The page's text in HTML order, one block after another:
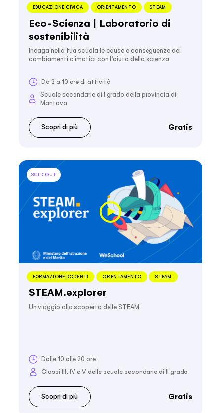
EDUCAZIONE CIVICA ORIENTAMENTO STEAM
Eco-Scienza | Laboratorio di
sostenibilità
Indaga nella tua scuola le cause e conseguenze dei
cambiamenti climatici con l’aiuto della scienza
Da 2 a 10 ore di attività
Scuole secondarie di I grado della provincia di
Mantova
Scopri di più Gratis
SOLD OUT
FORMAZIONE DOCENTI ORIENTAMENTO STEAM
STEAM.explorer
Un viaggio alla scoperta delle STEAM
Dalle 10 alle 20 ore
Classi III, IV e V delle scuole secondarie di II grado
Scopri di più Gratis